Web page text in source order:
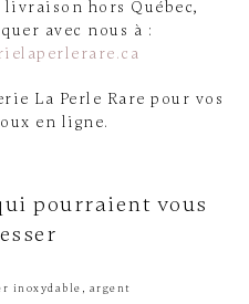
livraison hors Québec,
avec nous à :
La Perle Rare pour vos
en ligne.
pourraient vous